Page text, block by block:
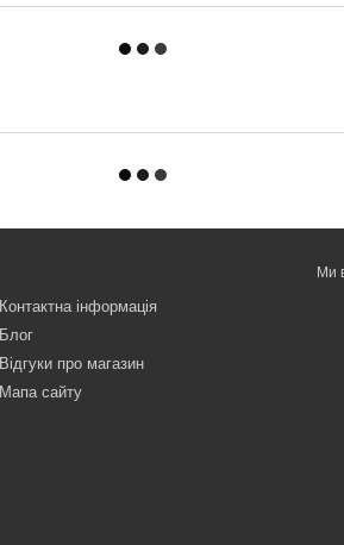
Контактна інформація
Блог
Відгуки про магазин
Мапа сайту
Ми